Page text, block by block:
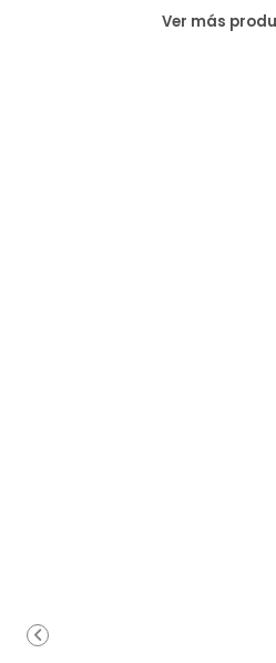
Ver más